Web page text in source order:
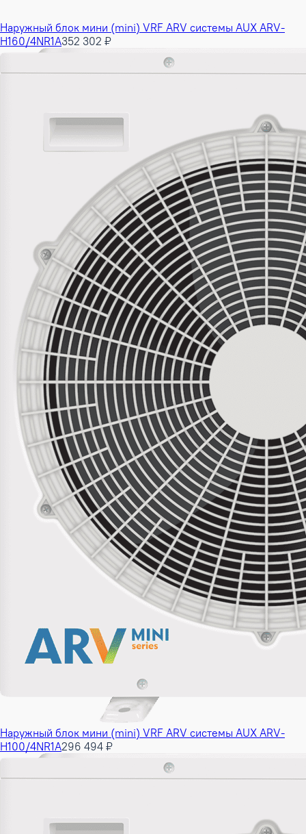
Наружный блок мини (mini) VRF ARV системы AUX ARV-
H160/4NR1A352 302 ₽
Наружный блок мини (mini) VRF ARV системы AUX ARV-
H100/4NR1A296 494 ₽